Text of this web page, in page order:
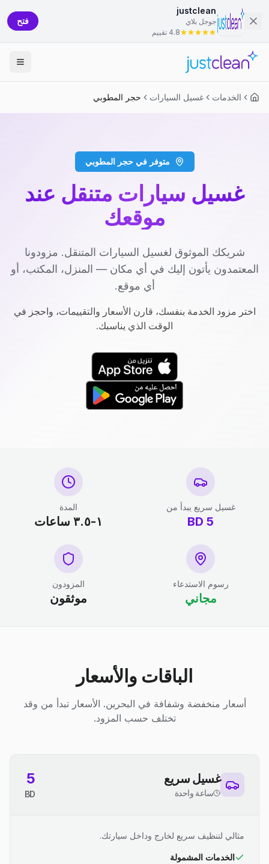
justclean
جوجل بلاي
4.8 تقييم
فتح
الخدمات غسيل السيارات حجر المطوبي
متوفر في حجر المطوبي
غسيل سيارات متنقل عند
موقعك
شريكك الموثوق لغسيل السيارات المتنقل. مزودونا
المعتمدون يأتون إليك في أي مكان — المنزل، المكتب، أو
أي موقع.
اختر مزود الخدمة بنفسك، قارن الأسعار والتقييمات، واحجز في
الوقت الذي يناسبك.
غسيل سريع يبدأ من
5
BD
المدة
١-٣.٥ ساعات
رسوم الاستدعاء
مجاني
المزودون
موثقون
الباقات والأسعار
أسعار منخفضة وشفافة في البحرين. الأسعار تبدأ من وقد
تختلف حسب المزود.
غسيل سريع
ساعة واحدة
5
BD
مثالي لتنظيف سريع لخارج وداخل سيارتك.
الخدمات المشمولة